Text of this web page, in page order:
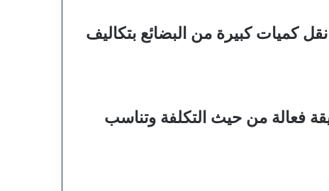
كميات كبيرة من البضائع بتكاليف
فعالة من حيث التكلفة وتناسب